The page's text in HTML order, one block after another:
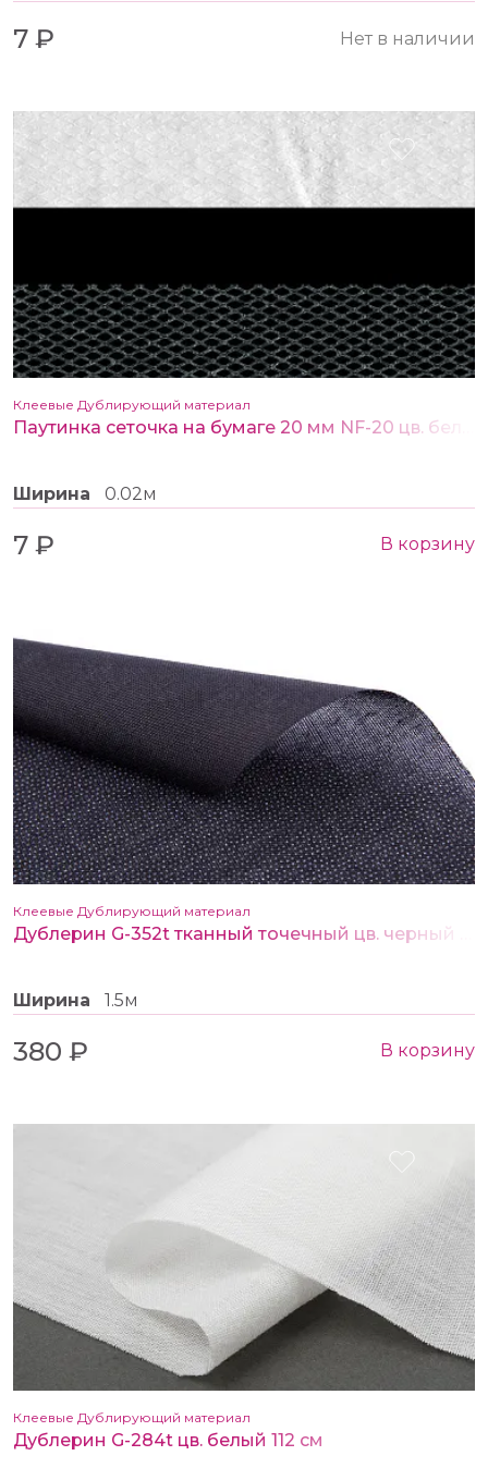
7 ₽ Нет в наличии
Клеевые Дублирующий материал
Ширина 0.02м
7 ₽ В корзину
Клеевые Дублирующий материал
Ширина 1.5м
380 ₽ В корзину
Клеевые Дублирующий материал
Дублерин G-284t цв. белый 112 см